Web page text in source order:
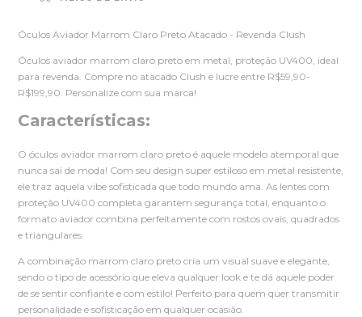
Óculos Aviador Marrom Claro Preto Atacado - Revenda Clush
Óculos aviador marrom claro preto em metal, proteção UV400, ideal
para revenda. Compre no atacado Clush e lucre entre R$59,90-
R$199,90. Personalize com sua marca!
Características:
O óculos aviador marrom claro preto é aquele modelo atemporal que
nunca sai de moda! Com seu design super estiloso em metal resistente,
ele traz aquela vibe sofisticada que todo mundo ama. As lentes com
proteção UV400 completa garantem segurança total, enquanto o
formato aviador combina perfeitamente com rostos ovais, quadrados
e triangulares.
A combinação marrom claro preto cria um visual suave e elegante,
sendo o tipo de acessório que eleva qualquer look e te dá aquele poder
de se sentir confiante e com estilo! Perfeito para quem quer transmitir
personalidade e sofisticação em qualquer ocasião.